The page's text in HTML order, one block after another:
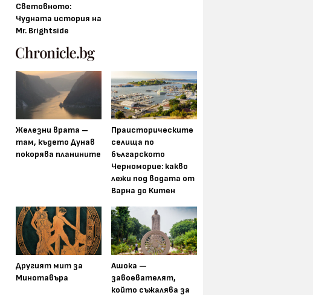
Световното:
Чудната история на
Mr. Brightside
Железни врата –
там, където Дунав
покорява планините
Праисторическите
селища по
българското
Черноморие: какво
лежи под водата от
Варна до Китен
Другият мит за
Минотавъра
Ашока —
завоевателят,
който съжалява за